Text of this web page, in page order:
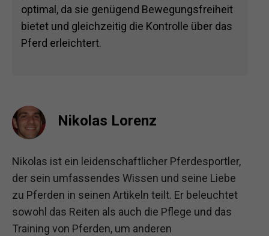
optimal, da sie genügend Bewegungsfreiheit
bietet und gleichzeitig die Kontrolle über das
Pferd erleichtert.
Nikolas Lorenz
Nikolas ist ein leidenschaftlicher Pferdesportler,
der sein umfassendes Wissen und seine Liebe
zu Pferden in seinen Artikeln teilt. Er beleuchtet
sowohl das Reiten als auch die Pflege und das
Training von Pferden, um anderen